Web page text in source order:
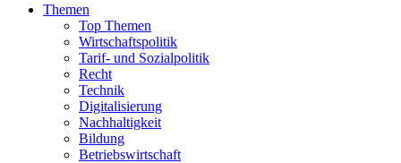
Themen
Top Themen
Wirtschaftspolitik
Tarif- und Sozialpolitik
Recht
Technik
Digitalisierung
Nachhaltigkeit
Bildung
Betriebswirtschaft